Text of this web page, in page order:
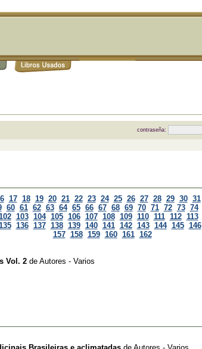
contraseña:
17 18 19 20 21 22 23 24 25 26 27 28 29 30 31
60 61 62 63 64 65 66 67 68 69 70 71 72 73 74
103 104 105 106 107 108 109 110 111 112 113
136 137 138 139 140 141 142 143 144 145 146
157 158 159 160 161 162
Vol. 2 de Autores - Varios